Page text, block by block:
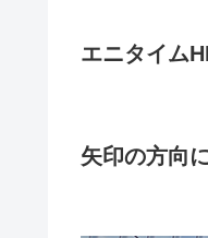
エニタイム
矢印の方向